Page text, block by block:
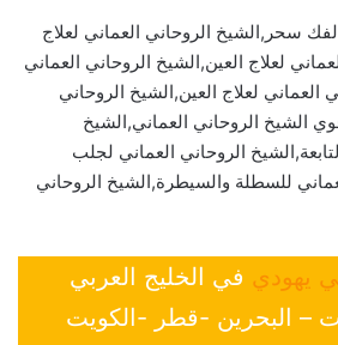
سحر,الشيخ الروحاني العماني لعلاج
لعلاج العين,الشيخ الروحاني العماني
العماني لعلاج العين,الشيخ الروحاني
الشيخ الروحاني العماني,الشيخ
الروحاني العماني لجلب
للسطلة والسيطرة,الشيخ الروحاني
يهودي في الخليج العربي
– البحرين -قطر -الكويت